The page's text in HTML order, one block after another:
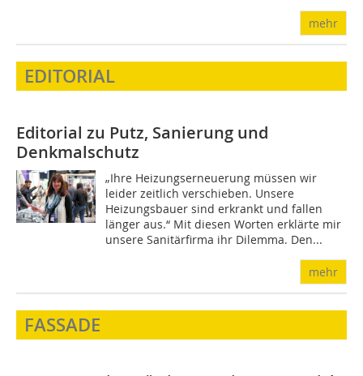
mehr
EDITORIAL
Editorial zu Putz, Sanierung und
Denkmalschutz
„Ihre Heizungserneuerung müssen wir
leider zeitlich verschieben. Unsere
Heizungsbauer sind erkrankt und fallen
länger aus.“ Mit diesen Worten erklärte mir
unsere Sanitärfirma ihr Dilemma. Den...
mehr
FASSADE